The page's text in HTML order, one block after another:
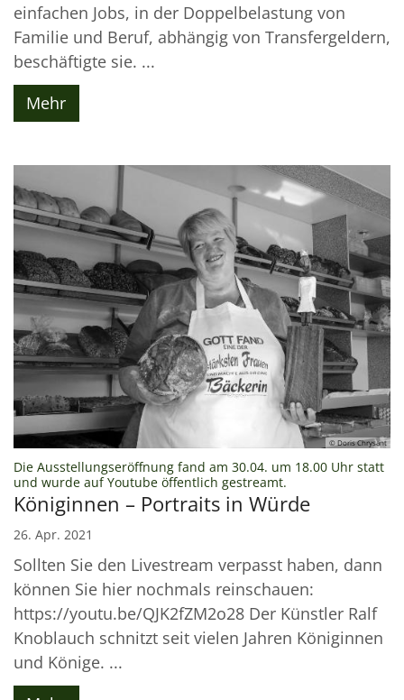
einfachen Jobs, in der Doppelbelastung von
Familie und Beruf, abhängig von Transfergeldern,
beschäftigte sie. ...
Mehr
© Doris Chrysant
Die Ausstellungseröffnung fand am 30.04. um 18.00 Uhr statt
und wurde auf Youtube öffentlich gestreamt.
Königinnen – Portraits in Würde
26. Apr. 2021
Sollten Sie den Livestream verpasst haben, dann
können Sie hier nochmals reinschauen:
https://youtu.be/QJK2fZM2o28 Der Künstler Ralf
Knoblauch schnitzt seit vielen Jahren Königinnen
und Könige. ...